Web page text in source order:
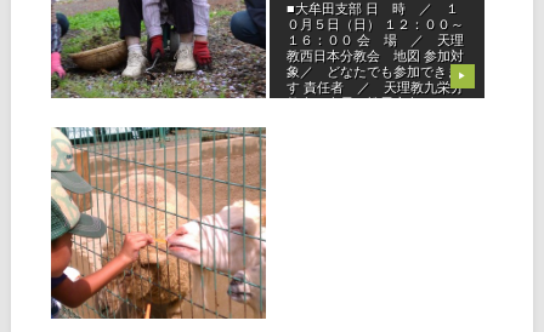
八幡東支部 八幡東支部で
は、毎年恒例の谷口霊園墓地
で除草・清掃ひのきしんをさ
せていただきました。 朝か
ら小雨の降るあいにくの天気
でしたが、開始するころには
会員20名
▶
■大牟田支部 日 時 ／ １
０月５日（日） １２：００～
１６：００ 会 場 ／ 天理
教西日本分教会 地図 参加対
象／ どなたでも参加できま
す 責任者 ／ 天理教九栄分
▶
2011.11.04
大牟田支部・筑紫支
部 栗拾い大会
さる9月18日、大牟田支部・
筑紫支部合同で、栗拾い大会
を開催しました。 玉名郡和
水町に集合し、少年会員37名
（内、幼児12名）、大人25名
の総勢62名が集いました。 ま
た、筑紫支部は、午後から大
▶